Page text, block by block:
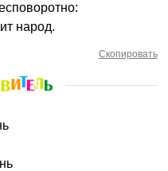
народ.
Скопировать